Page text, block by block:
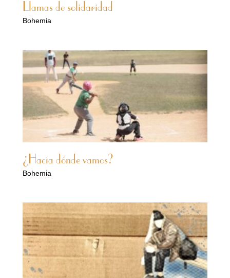
Llamas de solidaridad
Bohemia
¿Hacia dónde vamos?
Bohemia